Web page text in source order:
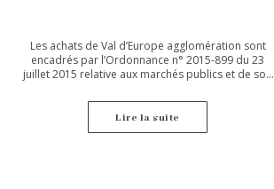
Les achats de Val d’Europe agglomération sont
encadrés par l’Ordonnance n° 2015-899 du 23
juillet 2015 relative aux marchés publics et de son
d’une part, et par l’Ordonnance n° 2016-65 du 29
janvier 2016 relative aux contrats de concession et
son Décret d’application n° 2016-86 du 1er février
Lire la suite